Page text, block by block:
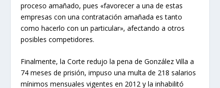
proceso amañado, pues «favorecer a una de estas
empresas con una contratación amañada es tanto
como hacerlo con un particular», afectando a otros
posibles competidores.
Finalmente, la Corte redujo la pena de González Villa a
74 meses de prisión, impuso una multa de 218 salarios
mínimos mensuales vigentes en 2012 y la inhabilitó